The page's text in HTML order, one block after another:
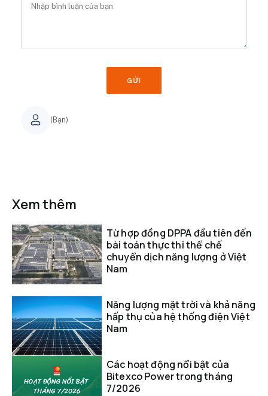
(Bạn)
GỬI
Xem thêm
Từ hợp đồng DPPA đầu tiên đến
bài toán thực thi thể chế
chuyển dịch năng lượng ở Việt
Nam
Năng lượng mặt trời và khả năng
hấp thụ của hệ thống điện Việt
Nam
Các hoạt động nổi bật của
Bitexco Power trong tháng
7/2026